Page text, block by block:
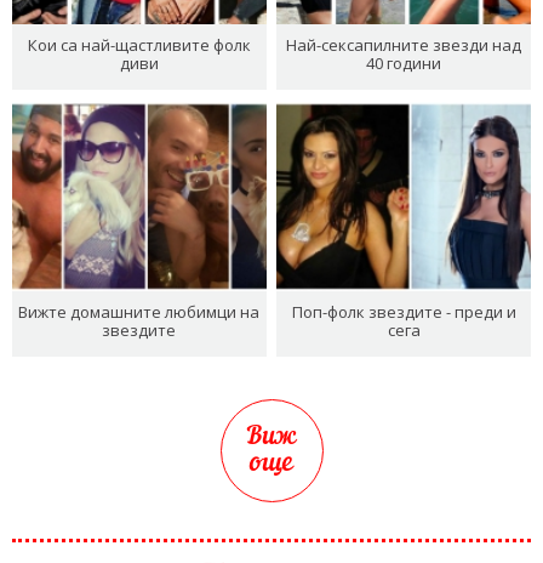
Кои са най-щастливите фолк
диви
Най-сексапилните звезди над
40 години
Вижте домашните любимци на
звездите
Поп-фолк звездите - преди и
сега
Виж
още